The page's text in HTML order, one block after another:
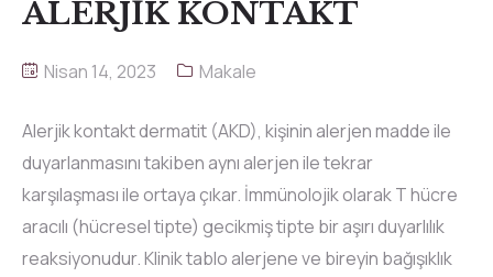
ALERJİK KONTAKT
Nisan 14, 2023 Makale
Alerjik kontakt dermatit (AKD), kişinin alerjen madde ile
duyarlanmasını takiben aynı alerjen ile tekrar
karşılaşması ile ortaya çıkar. İmmünolojik olarak T hücre
aracılı (hücresel tipte) gecikmiş tipte bir aşırı duyarlılık
reaksiyonudur. Klinik tablo alerjene ve bireyin bağışıklık